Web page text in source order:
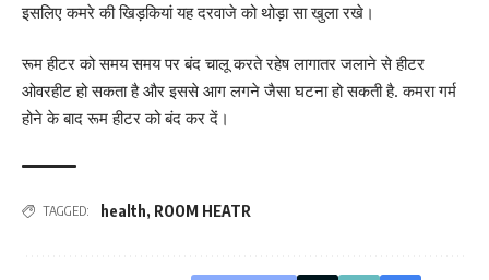
इसलिए कमरे की खिड़कियां यह दरवाजे को थोड़ा सा खुला रखे।
रूम हीटर को समय समय पर बंद चालू करते रहेष लागातर जलाने से हीटर
ओवरहीट हो सकता है और इससे आग लगने जैसा घटना हो सकती है. कमरा गर्म
होने के बाद रूम हीटर को बंद कर दें।
TAGGED: health, ROOM HEATR